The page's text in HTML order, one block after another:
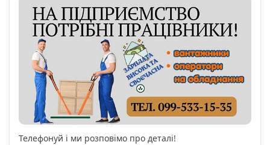
Телефонуй і ми розповімо про деталі!